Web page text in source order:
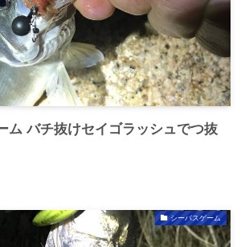
ム バチ抜けセイゴラッシュでつ抜
シーバスゲーム